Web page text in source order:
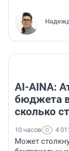
AI-AINA:
бюджета
сколько
10 часов 4
Может